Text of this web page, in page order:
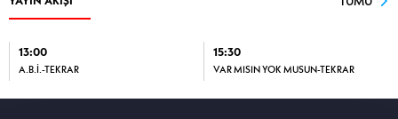
13:00
A.B.İ.-TEKRAR
15:30
VAR MISIN YOK MUSUN-TEKRAR